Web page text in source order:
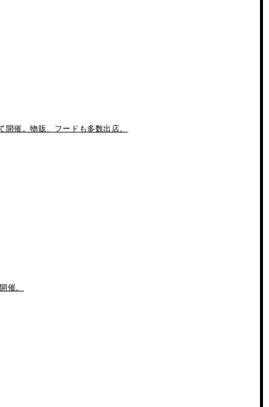
催。物販、フードも多数出店。
催。